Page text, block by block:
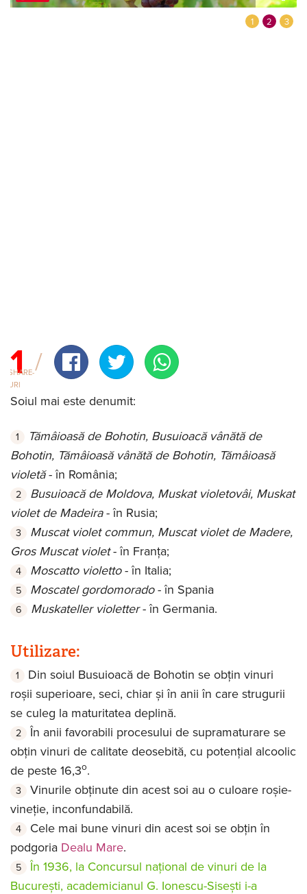
1
SHARE-
URI
Soiul mai este denumit:
Tămâioasă de Bohotin, Busuioacă vânătă de
Bohotin, Tămâioasă vânătă de Bohotin, Tămâioasă
violetă- în România;
Busuioacă de Moldova, Muskat violetovâi, Muskat
violet de Madeira- în Rusia;
Muscat violet commun, Muscat violet de Madere,
Gros Muscat violet- în Franța;
Moscatto violetto- în Italia;
Moscatel gordomorado- în Spania
Muskateller violetter- în Germania.
Utilizare:
Din soiul Busuioacă de Bohotin se obțin vinuri
roșii superioare, seci, chiar și în anii în care strugurii
se culeg la maturitatea deplină.
În anii favorabili procesului de supramaturare se
obțin vinuri de calitate deosebită, cu potențial alcoolic
de peste 16,3o.
Vinurile obținute din acest soi au o culoare roșie-
vineție, inconfundabilă.
Cele mai bune vinuri din acest soi se obțin în
podgoria Dealu Mare.
În 1936, la Concursul național de vinuri de la
București, academicianul G. Ionescu-Sisești i-a